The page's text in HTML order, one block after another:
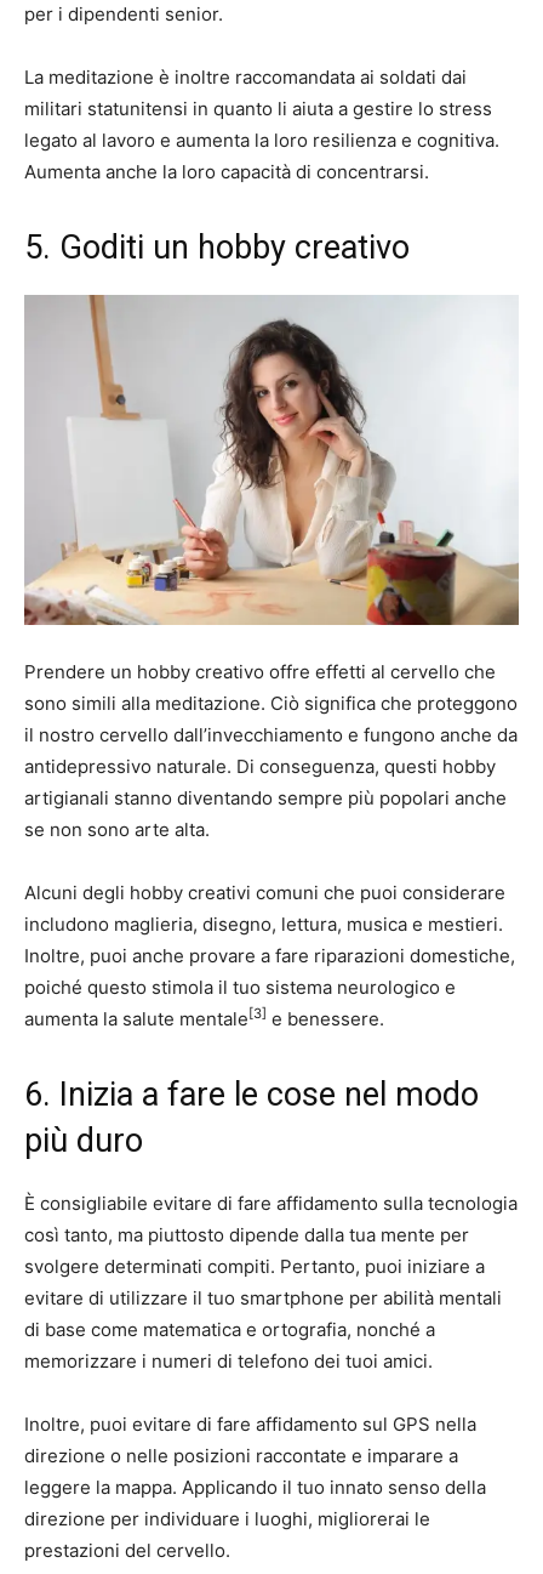
per i dipendenti senior.
La meditazione è inoltre raccomandata ai soldati dai
militari statunitensi in quanto li aiuta a gestire lo stress
legato al lavoro e aumenta la loro resilienza e cognitiva.
Aumenta anche la loro capacità di concentrarsi.
5. Goditi un hobby creativo
Prendere un hobby creativo offre effetti al cervello che
sono simili alla meditazione. Ciò significa che proteggono
il nostro cervello dall’invecchiamento e fungono anche da
antidepressivo naturale. Di conseguenza, questi hobby
artigianali stanno diventando sempre più popolari anche
se non sono arte alta.
Alcuni degli hobby creativi comuni che puoi considerare
includono maglieria, disegno, lettura, musica e mestieri.
Inoltre, puoi anche provare a fare riparazioni domestiche,
poiché questo stimola il tuo sistema neurologico e
aumenta la salute mentale [3] e benessere.
6. Inizia a fare le cose nel modo
più duro
È consigliabile evitare di fare affidamento sulla tecnologia
così tanto, ma piuttosto dipende dalla tua mente per
svolgere determinati compiti. Pertanto, puoi iniziare a
evitare di utilizzare il tuo smartphone per abilità mentali
di base come matematica e ortografia, nonché a
memorizzare i numeri di telefono dei tuoi amici.
Inoltre, puoi evitare di fare affidamento sul GPS nella
direzione o nelle posizioni raccontate e imparare a
leggere la mappa. Applicando il tuo innato senso della
direzione per individuare i luoghi, migliorerai le
prestazioni del cervello.